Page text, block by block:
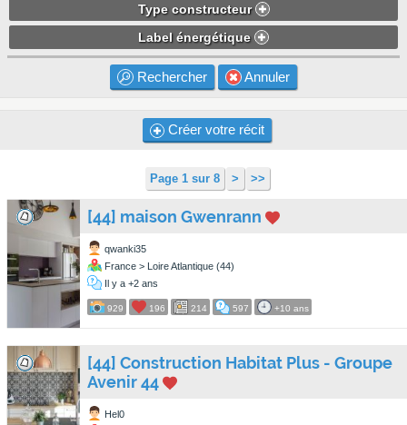
Type constructeur
Label énergétique
Rechercher Annuler
Créer votre récit
Page 1 sur 8 > >>
[44] maison Gwenrann
qwanki35
France > Loire Atlantique (44)
Il y a +2 ans
929 196 214 597 +10 ans
[44] Construction Habitat Plus - Groupe
Avenir 44
Hel0